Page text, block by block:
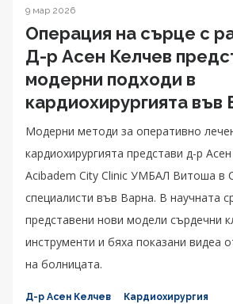
9 мар 2026
Операция на сърце с
Д-р Асен Келчев
модерни подходи в
кардиохирургията във
Модерни методи за оперативно
кардиохирургията представи д-р
Acibadem City Clinic УМБАЛ Витоша в
специалисти във Варна. В научната
представени нови модели сърдечни
инструменти и бяха показани видеа
на болницата.
Д-р Асен Келчев Кардиохирургия